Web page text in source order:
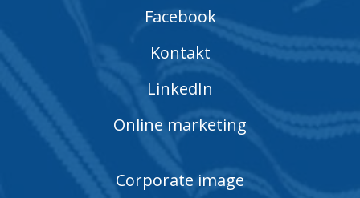
Facebook
Kontakt
LinkedIn
Online marketing
Corporate image